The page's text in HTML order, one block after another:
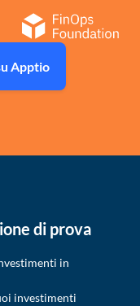
Apptio
di prova
in
investimenti